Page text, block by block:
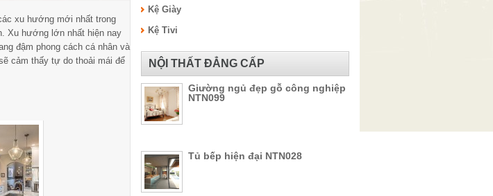
xu hướng mới nhất trong
Xu hướng lớn nhất hiện nay
đậm phong cách cá nhân và
cảm thấy tự do thoải mái để
Kệ Giày
Kệ Tivi
NỘI THẤT ĐẲNG CẤP
Giường ngủ đẹp gỗ công nghiệp
NTN099
Tủ bếp hiện đại NTN028